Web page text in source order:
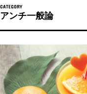
アンチ一般論